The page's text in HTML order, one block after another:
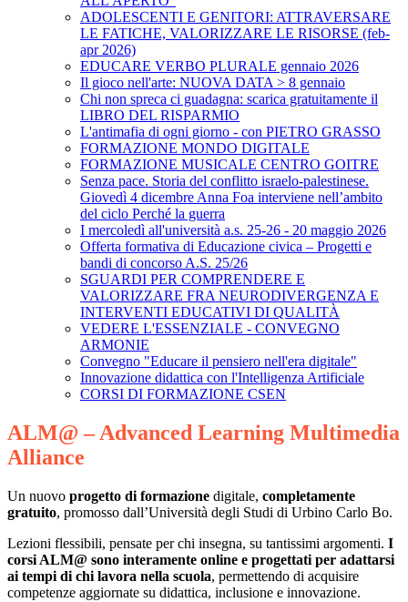
ADOLESCENTI E GENITORI: ATTRAVERSARE
LE FATICHE, VALORIZZARE LE RISORSE (feb-
apr 2026)
EDUCARE VERBO PLURALE gennaio 2026
Il gioco nell'arte: NUOVA DATA > 8 gennaio
Chi non spreca ci guadagna: scarica gratuitamente il
LIBRO DEL RISPARMIO
L'antimafia di ogni giorno - con PIETRO GRASSO
FORMAZIONE MONDO DIGITALE
FORMAZIONE MUSICALE CENTRO GOITRE
Senza pace. Storia del conflitto israelo-palestinese.
Giovedì 4 dicembre Anna Foa interviene nell’ambito
del ciclo Perché la guerra
I mercoledì all'università a.s. 25-26 - 20 maggio 2026
Offerta formativa di Educazione civica – Progetti e
bandi di concorso A.S. 25/26
SGUARDI PER COMPRENDERE E
VALORIZZARE FRA NEURODIVERGENZA E
INTERVENTI EDUCATIVI DI QUALITÀ
VEDERE L'ESSENZIALE - CONVEGNO
ARMONIE
Convegno "Educare il pensiero nell'era digitale"
Innovazione didattica con l'Intelligenza Artificiale
CORSI DI FORMAZIONE CSEN
ALM@ – Advanced Learning Multimedia
Alliance
Un nuovo progetto di formazione digitale, completamente
gratuito, promosso dall’Università degli Studi di Urbino Carlo Bo.
Lezioni flessibili, pensate per chi insegna, su tantissimi argomenti. I
corsi ALM@ sono interamente online e progettati per adattarsi
ai tempi di chi lavora nella scuola, permettendo di acquisire
competenze aggiornate su didattica, inclusione e innovazione.